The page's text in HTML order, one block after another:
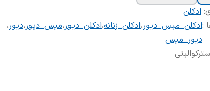
: ادکلن
:ادکلن_میس_دیور،ادکلن_زنانه،ادکلن_دیور،میس_دیور،دیور،
دیور_میس